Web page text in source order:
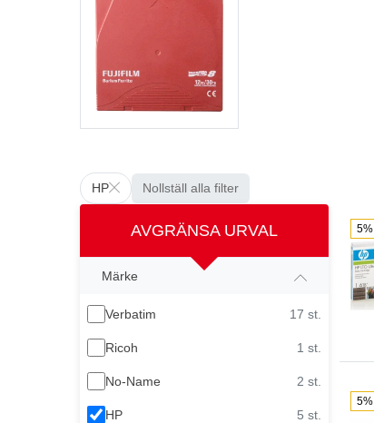
HP Nollställ alla filter
AVGRÄNSA URVAL
Märke
Verbatim 17 st.
Ricoh 1 st.
No-Name 2 st.
HP 5 st.
5%
5%